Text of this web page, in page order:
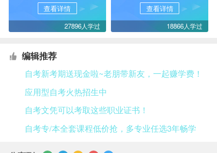
查看详情
27896人学过
查看详情
18866人学过
编辑推荐
自考新考期送现金啦~老朋带新友，一起赚学费！
应用型自考火热招生中
自考文凭可以考取这些职业证书！
自考专/本全套课程低价抢，多专业任选3年畅学